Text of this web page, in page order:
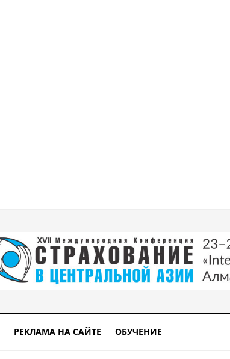
РЕКЛАМА НА САЙТЕ ОБУЧЕНИЕ